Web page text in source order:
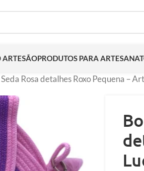
ARTESÃOPRODUTOS PARA
Rosa detalhes Roxo Pequena –